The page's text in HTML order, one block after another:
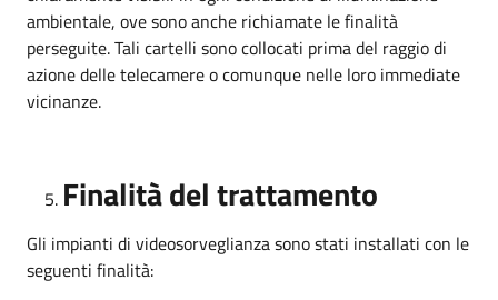
ambientale, ove sono anche richiamate le finalità
perseguite. Tali cartelli sono collocati prima del raggio di
azione delle telecamere o comunque nelle loro immediate
vicinanze.
Finalità del trattamento
Gli impianti di videosorveglianza sono stati installati con le
seguenti finalità: